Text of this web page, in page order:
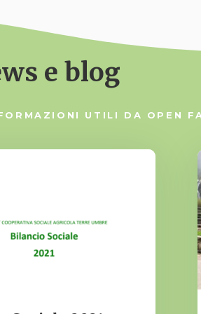
e blog
UTILI DA OPEN